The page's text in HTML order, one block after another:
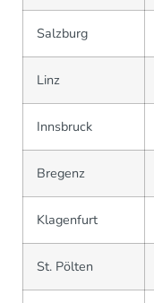
Salzburg
Linz
Innsbruck
Bregenz
Klagenfurt
St. Pölten